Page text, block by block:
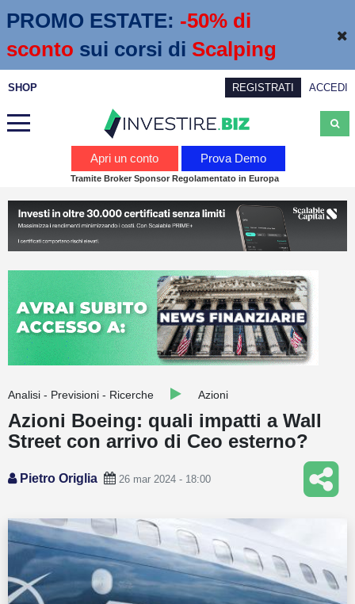
PROMO ESTATE: -50% di
sconto sui corsi di Scalping
SHOP REGISTRATI ACCEDI
Calendario economico
Webinar
Trading
Education
Quotazioni
Conto IG
Guru Monitor
Altro
Apri un conto Prova Demo
Tramite Broker Sponsor Regolamentato in Europa
Analisi - Previsioni - Ricerche Azioni
Azioni Boeing: quali impatti a Wall
Street con arrivo di Ceo esterno?
Pietro Origlia 26 mar 2024 - 18:00